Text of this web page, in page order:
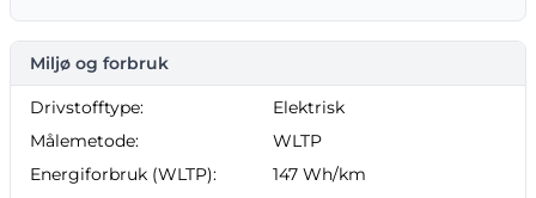
Miljø og forbruk
Drivstofftype:
Elektrisk
Målemetode:
WLTP
Energiforbruk (WLTP):
147 Wh/km